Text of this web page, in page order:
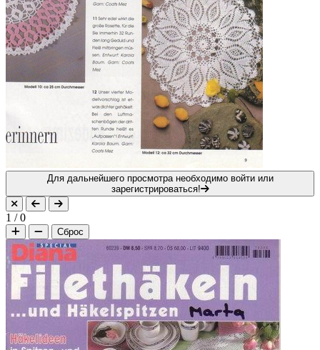
Для дальнейшего просмотра необходимо войти или
зарегистрироваться!
1 /0
Сброс